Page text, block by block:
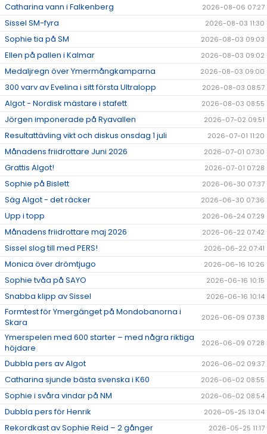
Catharina vann i Falkenberg 2026-08-06 07:27
Sissel SM-fyra 2026-08-03 11:30
Sophie tia på SM 2026-08-03 09:03
Ellen på pallen i Kalmar 2026-08-03 09:02
Medaljregn över Ymermångkamparna 2026-08-03 09:00
300 varv av Evelina i sitt första Ultralopp 2026-08-03 08:57
Algot - Nordisk mästare i stafett 2026-08-03 08:55
Jörgen imponerade på Ryavallen 2026-07-02 09:51
Resultattävling vikt och diskus onsdag 1 juli 2026-07-01 11:20
Månadens friidrottare Juni 2026 2026-07-01 07:30
Grattis Algot! 2026-07-01 07:28
Sophie på Bislett 2026-06-30 07:37
Säg Algot - det räcker 2026-06-30 07:36
Upp i topp 2026-06-24 07:29
Månadens friidrottare maj 2026 2026-06-22 07:42
Sissel slog till med PERS! 2026-06-22 07:41
Monica över drömtjugo 2026-06-16 10:26
Sophie tvåa på SAYO 2026-06-16 10:15
Snabba klipp av Sissel 2026-06-16 10:14
Formtest för Ymergänget på Mondobanorna i
Skara
2026-06-09 07:38
Ymerspelen med 600 starter – med några riktiga
höjdare
2026-06-09 07:28
Dubbla pers av Algot 2026-06-02 09:37
Catharina sjunde bästa svenska i K60 2026-06-02 08:55
Sophie i svåra vindar på NM 2026-06-02 08:54
Dubbla pers för Henrik 2026-05-25 13:04
Rekordkast av Sophie Reid – 2 gånger 2026-05-25 11:17